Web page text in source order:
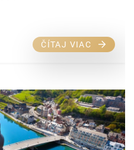
ČÍTAJ VIAC